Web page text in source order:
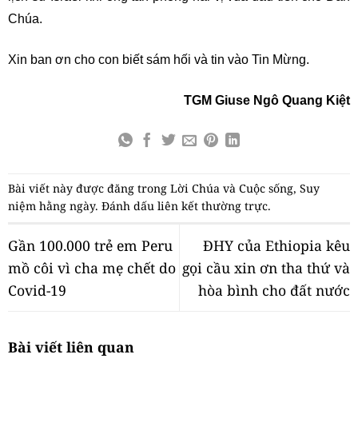
Chúa.
Xin ban ơn cho con biết sám hối và tin vào Tin Mừng.
TGM Giuse Ngô Quang Kiệt
Bài viết này được đăng trong Lời Chúa và Cuộc sống, Suy
niệm hằng ngày. Đánh dấu liên kết thường trực.
Gần 100.000 trẻ em Peru
mồ côi vì cha mẹ chết do
Covid-19
ĐHY của Ethiopia kêu
gọi cầu xin ơn tha thứ và
hòa bình cho đất nước
Bài viết liên quan